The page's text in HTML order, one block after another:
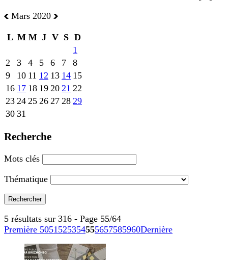
Mars 2020
L M M J V S D
1
2
3 4 5 6 7
8
9
10 11 12 13 14 15
16 17 18 19 20 21 22
23 24 25 26 27 28 29
30 31
Recherche
Mots clés
Thématique
5 résultats sur 316 - Page 55/64
Première 5051 525354555657585960Dernière